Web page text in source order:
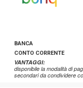
BANCA
CONTO CORRENTE
VANTAGGI:
disponibile la modalità di
secondari da condividere